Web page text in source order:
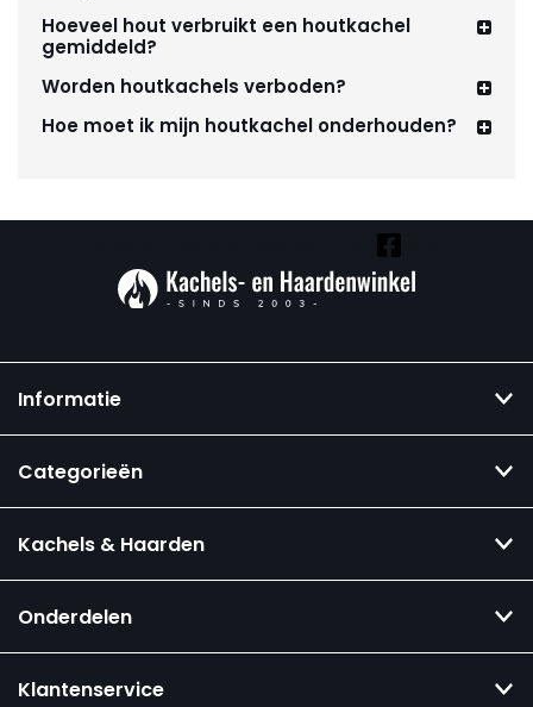
Hoeveel hout verbruikt een houtkachel
gemiddeld?
Worden houtkachels verboden?
Hoe moet ik mijn houtkachel onderhouden?
Informatie
Categorieën
Kachels & Haarden
Onderdelen
Klantenservice